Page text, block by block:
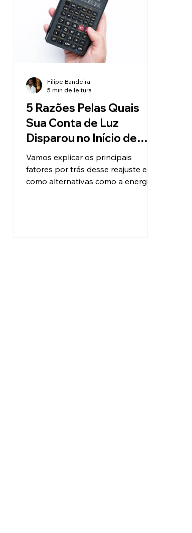
5 Razões Pelas Quais
Sua Conta de Luz
Disparou no Início de
2025
Vamos explicar os principais
fatores por trás desse reajuste e
como alternativas como a energia
Filipe Bandeira
5 min de leitura